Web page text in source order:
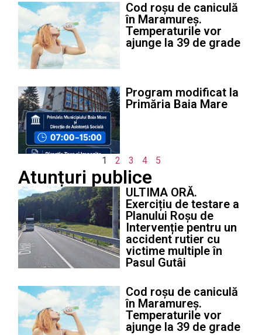
Cod roșu de caniculă
în Maramureș.
Temperaturile vor
ajunge la 39 de grade
Program modificat la
Primăria Baia Mare
1 2 3 4 5
Atunțuri publice
ULTIMA ORĂ.
Exercițiu de testare a
Planului Roșu de
Intervenție pentru un
accident rutier cu
victime multiple în
Pasul Gutâi
Cod roșu de caniculă
în Maramureș.
Temperaturile vor
ajunge la 39 de grade